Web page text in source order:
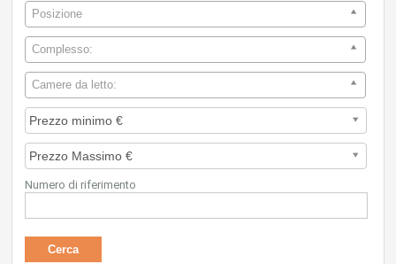
Posizione
Complesso:
Camere da letto:
Numero di riferimento